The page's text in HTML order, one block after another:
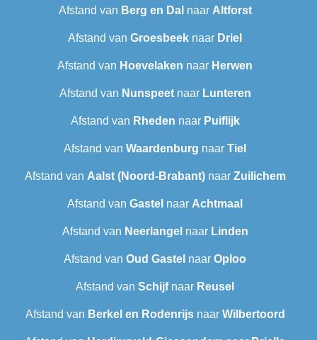
Afstand van Berg en Dal naar Altforst
Afstand van Groesbeek naar Driel
Afstand van Hoevelaken naar Herwen
Afstand van Nunspeetnaar Lunteren
Afstand van Rheden naar Puiflijk
Afstand van Waardenburg naar Tiel
Afstand van Aalst (Noord-Brabant)naar Zuilichem
Afstand van Gastel naar Achtmaal
Afstand van Neerlangel naar Linden
Afstand van Oud Gastel naar Oploo
Afstand van Schijfnaar Reusel
Afstand van Berkel en Rodenrijsnaar Wilbertoord